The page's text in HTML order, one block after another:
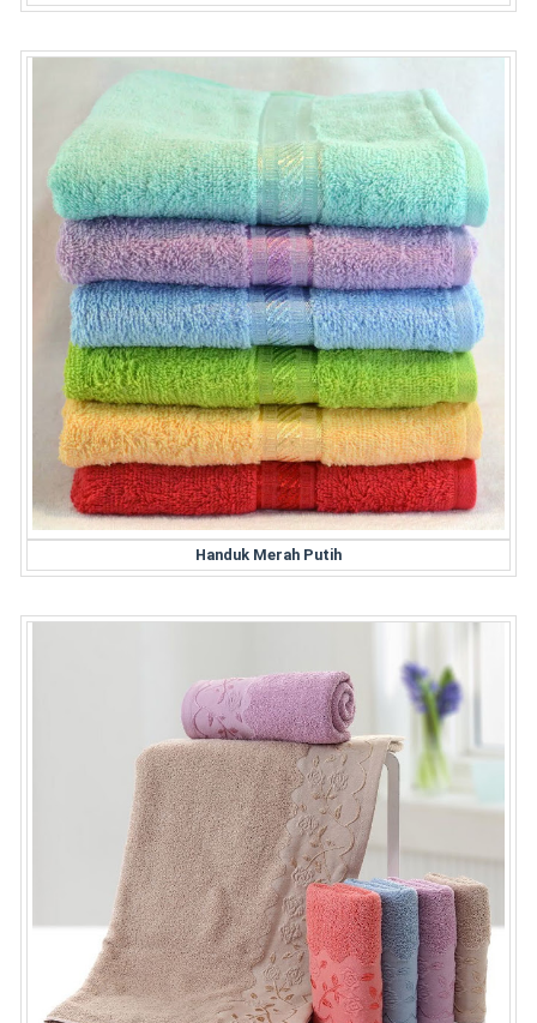
Handuk Merah Putih